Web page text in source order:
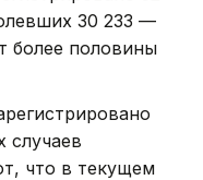
30 233 —
более половины
случаев
что в текущем